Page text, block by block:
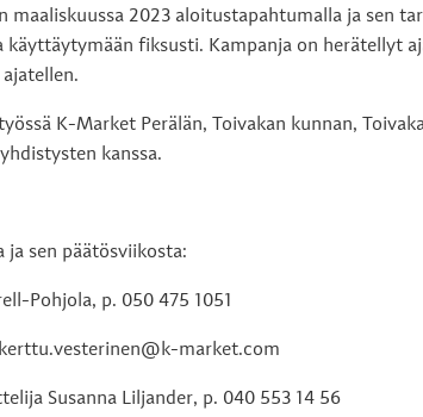
maaliskuussa 2023 aloitustapahtumalla ja sen
käyttäytymään fiksusti. Kampanja on herätellyt
K-Market Perälän, Toivakan kunnan,
kanssa.
ja sen päätösviikosta:
Pohjola, p. 050 475 1051
market.com
Susanna Liljander, p. 040 553 14 56